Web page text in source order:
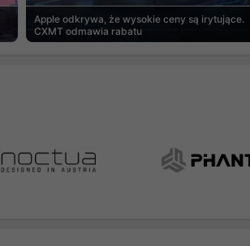
Apple odkrywa, że wysokie ceny są irytujące.
CXMT odmawia rabatu